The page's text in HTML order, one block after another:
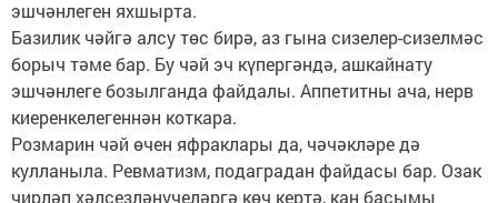
эшчәнлеген яхшырта.
Базилик чәйгә алсу төс бирә, аз гына сизелер-сизелмәс
борыч тәме бар. Бу чәй эч күпергәндә, ашкайнату
эшчәнлеге бозылганда файдалы. Аппетитны ача, нерв
киеренкелегеннән коткара.
Розмарин чәй өчен яфраклары да, чәчәкләре дә
кулланыла. Ревматизм, подаградан файдасы бар. Озак
чирләп хәлсезләнүчеләргә көч кертә, кан басымы